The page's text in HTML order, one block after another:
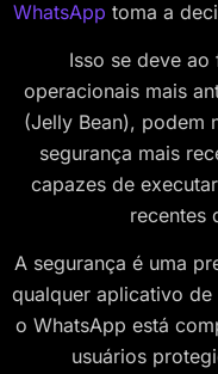
WhatsApp toma a
Isso se deve
operacionais mais
(Jelly Bean), podem
segurança mais
capazes de
recentes
A segurança é uma
qualquer aplicativo de
o WhatsApp está
usuários